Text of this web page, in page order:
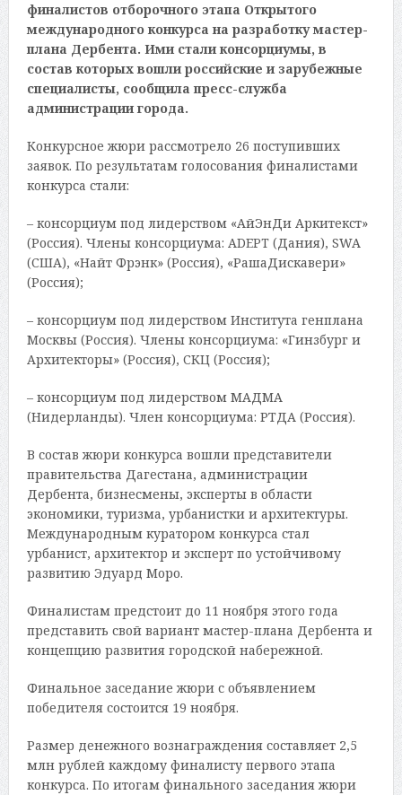
финалистов отборочного этапа Открытого
международного конкурса на разработку мастер-
плана Дербента. Ими стали консорциумы, в
состав которых вошли российские и зарубежные
специалисты, сообщила пресс-служба
администрации города.
Конкурсное жюри рассмотрело 26 поступивших
заявок. По результатам голосования финалистами
конкурса стали:
– консорциум под лидерством «АйЭнДи Аркитекст»
(Россия). Члены консорциума: ADEPT (Дания), SWA
(США), «Найт Фрэнк» (Россия), «РашаДискавери»
(Россия);
– консорциум под лидерством Института генплана
Москвы (Россия). Члены консорциума: «Гинзбург и
Архитекторы» (Россия), СКЦ (Россия);
– консорциум под лидерством МАДМА
(Нидерланды). Член консорциума: РТДА (Россия).
В состав жюри конкурса вошли представители
правительства Дагестана, администрации
Дербента, бизнесмены, эксперты в области
экономики, туризма, урбанистки и архитектуры.
Международным куратором конкурса стал
урбанист, архитектор и эксперт по устойчивому
развитию Эдуард Моро.
Финалистам предстоит до 11 ноября этого года
представить свой вариант мастер-плана Дербента и
концепцию развития городской набережной.
Финальное заседание жюри с объявлением
победителя состоится 19 ноября.
Размер денежного вознаграждения составляет 2,5
млн рублей каждому финалисту первого этапа
конкурса. По итогам финального заседания жюри